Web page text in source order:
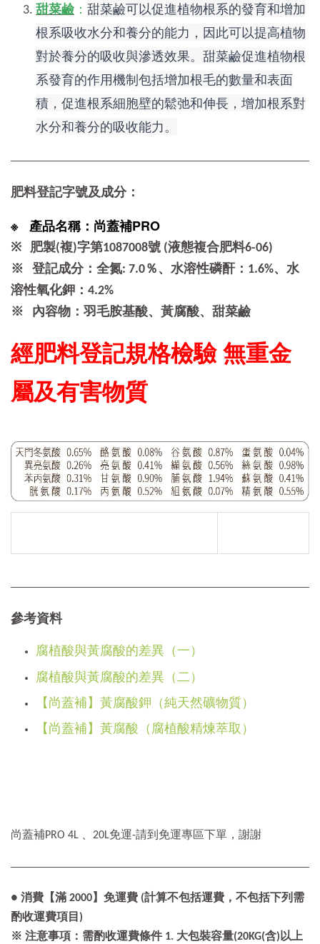
甜菜鹼： 甜菜鹼可以促進植物根系的發育和增加
根系吸收水分和養分的能力，因此可以提高植物
對於養分的吸收與滲透效果。 甜菜鹼促進植物根
系發育的作用機制包括增加根毛的數量和表面
積，促進根系細胞壁的鬆弛和伸長，增加根系對
水分和養分的吸收能力。
肥料登記字號及成分：
※ 產品名稱：尚蓋補PRO
※ 肥製(複)字第1087008號 (液態複合肥料6-06)
※ 登記成分：全氮: 7.0％、水溶性磷酐：1.6%、水
溶性氧化鉀：4.2%
※ 內容物：羽毛胺基酸、黃腐酸、甜菜鹼
經肥料登記規格檢驗 無重金
屬及有害物質
參考資料
腐植酸與黃腐酸的差異（一）
腐植酸與黃腐酸的差異（二）
【尚蓋補】黃腐酸鉀（純天然礦物質）
【尚蓋補】黃腐酸（腐植酸精煉萃取）
尚蓋補PRO 4L 、20L免運-請到免運專區下單，謝謝
● 消費【滿 2000】免運費 (計算不包括運費，不包括下列需
酌收運費項目)
※ 注意事項：需酌收運費條件 1. 大包裝容量(20KG(含)以上